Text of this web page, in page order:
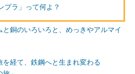
プラ」って何よ？
と銅のいろいろと、めっきやアルマイ
を経て、鉄鋼へと生まれ変わる